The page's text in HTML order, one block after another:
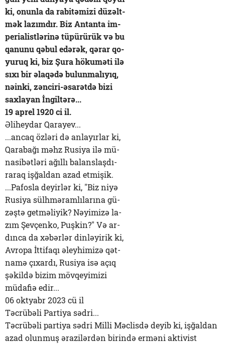
ki, onunla da rabitəmizi düzəlt-
mək lazımdır. Biz Antanta im-
perialistlərinə tüpürürük və bu
qanunu qəbul edərək, qərar qo-
yuruq ki, biz Şura hökuməti ilə
sıxı bir əlaqədə bulunmalıyıq,
nəinki, zənciri-əsarətdə bizi
saxlayan İngiltərə...
19 aprel 1920 ci il.
Əliheydar Qarayev...
...ancaq özləri də anlayırlar ki,
Qarabağı məhz Rusiya ilə mü-
nasibətləri ağıllı balanslaşdı-
raraq işğaldan azad etmişik.
...Pafosla deyirlər ki, "Biz niyə
Rusiya sülhməramlılarına gü-
zəştə getməliyik? Nəyimizə la-
zım Şevçenko, Puşkin?" Və ar-
dınca da xəbərlər dinləyirik ki,
Avropa İttifaqı əleyhimizə qət-
namə çıxardı, Rusiya isə açıq
şəkildə bizim mövqeyimizi
müdafiə edir...
06 oktyabr 2023 cü il
Təcrübəli Partiya sədri...
Təcrübəli partiya sədri Milli Məclisdə deyib ki, işğaldan
azad olunmuş ərazilərdən birində erməni aktivist